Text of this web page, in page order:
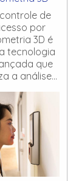
de
por
3D é
tecnologia
que
a análise...